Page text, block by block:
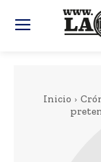
Inicio